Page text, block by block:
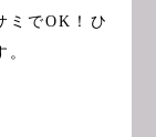
ミでOK！ひ